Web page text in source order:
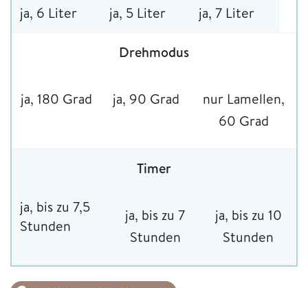
ja, 6 Liter ja, 5 Liter ja, 7 Liter
Drehmodus
ja, 180 Grad ja, 90 Grad
nur Lamellen,
60 Grad
Timer
ja, bis zu 7,5
Stunden
ja, bis zu 7
Stunden
ja, bis zu 10
Stunden